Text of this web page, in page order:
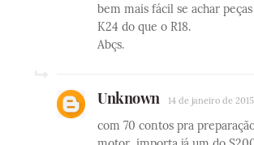
bem mais fácil se achar
K24 do que o R18.
Abçs.
Unknown 14 de janeiro de 2015
com 70 contos pra